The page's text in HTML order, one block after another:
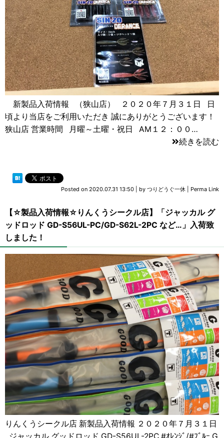
新製品入荷情報 （狭山店） ２０２０年７月３１日 日
頃より当店をご利用いただき 誠にありがとうございます！
狭山店 営業時間 月曜～土曜・祝日 AM１２：００…
続きを読む
Posted on 2020.07.31 13:50 by つりどうぐ一休 Perma Link
【☆製品入荷情報☆りんくうシークル店】「ジャッカル グ
ッドロッド GD-S56UL-PC/GD-S62L-2PC など…」入荷致
しました！
りんくうシークル店 新製品入荷情報 ２０２０年７月３１日
ジャッカル グッドロッド GD-S56UL-2PC #ｵﾚﾝｼﾞ/#ﾌﾞﾙｰ G